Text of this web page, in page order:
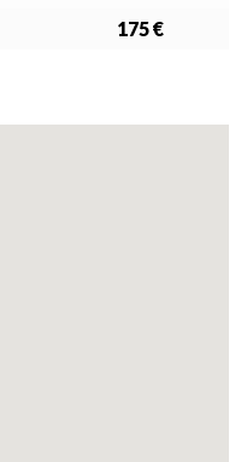
175 €